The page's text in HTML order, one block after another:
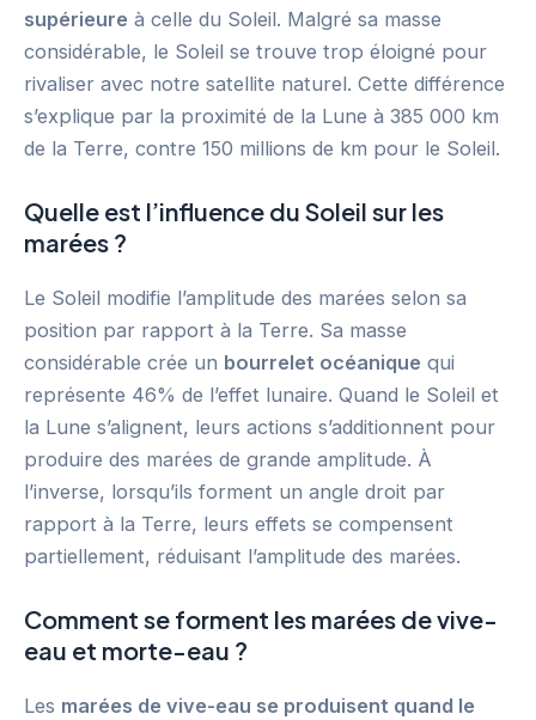
supérieure à celle du Soleil. Malgré sa masse
considérable, le Soleil se trouve trop éloigné pour
rivaliser avec notre satellite naturel. Cette différence
s’explique par la proximité de la Lune à 385 000 km
de la Terre, contre 150 millions de km pour le Soleil.
Quelle est l’influence du Soleil sur les
marées ?
Le Soleil modifie l’amplitude des marées selon sa
position par rapport à la Terre. Sa masse
considérable crée un bourrelet océanique qui
représente 46% de l’effet lunaire. Quand le Soleil et
la Lune s’alignent, leurs actions s’additionnent pour
produire des marées de grande amplitude. À
l’inverse, lorsqu’ils forment un angle droit par
rapport à la Terre, leurs effets se compensent
partiellement, réduisant l’amplitude des marées.
Comment se forment les marées de vive-
eau et morte-eau ?
Les marées de vive-eau se produisent quand le